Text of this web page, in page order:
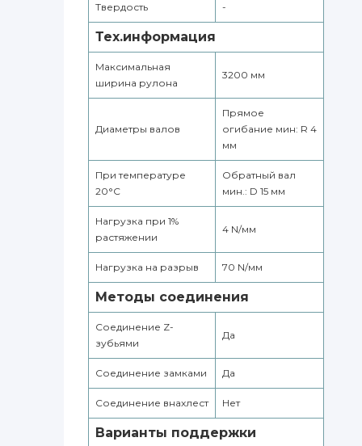
Твердость -
Тех.информация
Максимальная
ширина рулона
3200 мм
Диаметры валов
Прямое
огибание мин: R 4
мм
При температуре
20°С
Обратный вал
мин.: D 15 мм
Нагрузка при 1%
растяжении
4 N/мм
Нагрузка на разрыв 70 N/мм
Методы соединения
Соединение Z-
зубьями
Да
Соединение замками Да
Соединение внахлест Нет
Варианты поддержки